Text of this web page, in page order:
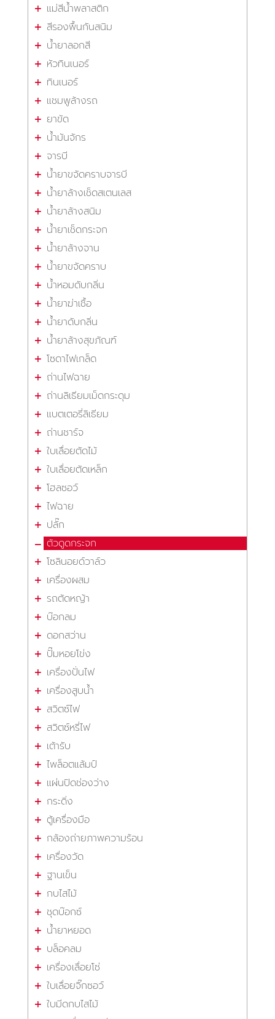
แม่สีน้ำพลาสติก
สีรองพื้นกันสนิม
น้ำยาลอกสี
หัวทินเนอร์
ทินเนอร์
แชมพูล้างรถ
ยาขัด
น้ำมันจักร
จารบี
น้ำยาขจัดคราบจารบี
น้ำยาล้างเช็ดสเตนเลส
น้ำยาล้างสนิม
น้ำยาเช็ดกระจก
น้ำยาล้างจาน
น้ำยาขจัดคราบ
น้ำหอมดับกลิ่น
น้ำยาฆ่าเชื้อ
น้ำยาดับกลิ่น
น้ำยาล้างสุขภัณฑ์
โซดาไฟเกล็ด
ถ่านไฟฉาย
ถ่านลิเธียมเม็ดกระดุม
แบตเตอรี่ลิเธียม
ถ่านชาร์จ
ใบเลื่อยตัดไม้
ใบเลื่อยตัดเหล็ก
โฮลซอว์
ไฟฉาย
ปลั๊ก
ตัวดูดกระจก
โซลินอยด์วาล์ว
เครื่องผสม
รถตัดหญ้า
บ๊อกลม
ดอกสว่าน
ปั๊มหอยโข่ง
เครื่องปั่นไฟ
เครื่องสูบน้ำ
สวิตซ์ไฟ
สวิตซ์หรี่ไฟ
เต้ารับ
ไพล็อตแล้มป์
แผ่นปิดช่องว่าง
กระดิ่ง
ตู้เครื่องมือ
กล้องถ่ายภาพความร้อน
เครื่องวัด
ฐานเข็น
กบไสไม้
ชุดบ๊อกซ์
น้ำยาหยอด
บล็อคลม
เครื่องเลื่อยโซ่
ใบเลื่อยจิ๊กซอว์
ใบมีดกบไสไม้